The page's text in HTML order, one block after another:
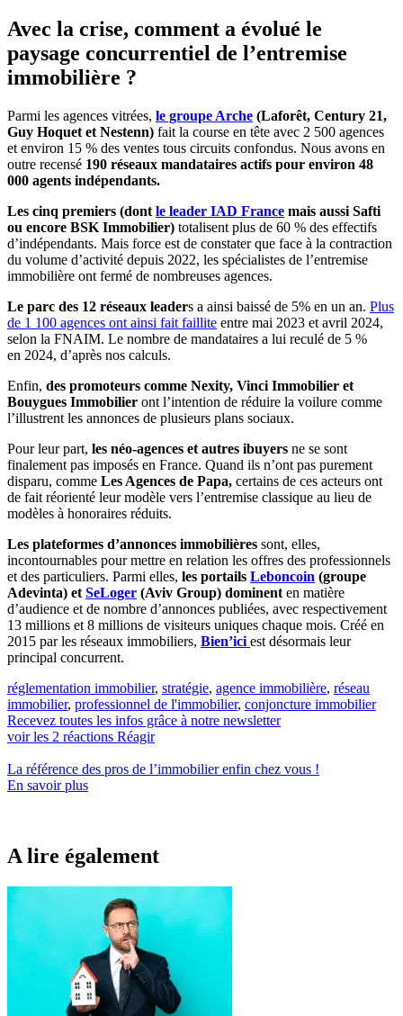
Avec la crise, comment a évolué le
paysage concurrentiel de l’entremise
immobilière ?
Parmi les agences vitrées, le groupe Arche (Laforêt, Century 21,
Guy Hoquet et Nestenn) fait la course en tête avec 2 500 agences
et environ 15 % des ventes tous circuits confondus. Nous avons en
outre recensé 190 réseaux mandataires actifs pour environ 48
000 agents indépendants.
Les cinq premiers (dont le leader IAD France mais aussi Safti
ou encore BSK Immobilier) totalisent plus de 60 % des effectifs
d’indépendants. Mais force est de constater que face à la contraction
du volume d’activité depuis 2022, les spécialistes de l’entremise
immobilière ont fermé de nombreuses agences.
Le parc des 12 réseaux leaders a ainsi baissé de 5% en un an. Plus
de 1 100 agences ont ainsi fait faillite entre mai 2023 et avril 2024,
selon la FNAIM. Le nombre de mandataires a lui reculé de 5 %
en 2024, d’après nos calculs.
Enfin, des promoteurs comme Nexity, Vinci Immobilier et
Bouygues Immobilier ont l’intention de réduire la voilure comme
l’illustrent les annonces de plusieurs plans sociaux.
Pour leur part, les néo-agences et autres ibuyers ne se sont
finalement pas imposés en France. Quand ils n’ont pas purement
disparu, comme Les Agences de Papa, certains de ces acteurs ont
de fait réorienté leur modèle vers l’entremise classique au lieu de
modèles à honoraires réduits.
Les plateformes d’annonces immobilières sont, elles,
incontournables pour mettre en relation les offres des professionnels
et des particuliers. Parmi elles, les portails Leboncoin (groupe
Adevinta) et SeLoger (Aviv Group) dominent en matière
d’audience et de nombre d’annonces publiées, avec respectivement
13 millions et 8 millions de visiteurs uniques chaque mois. Créé en
2015 par les réseaux immobiliers, Bien’ici est désormais leur
principal concurrent.
réglementation immobilier, stratégie, agence immobilière, réseau
immobilier, professionnel de l'immobilier, conjoncture immobilier
Recevez toutes les infos grâce à notre newsletter
voir les 2 réactions Réagir
La référence des pros de l’immobilierenfin chez vous !
En savoir plus
A lire également